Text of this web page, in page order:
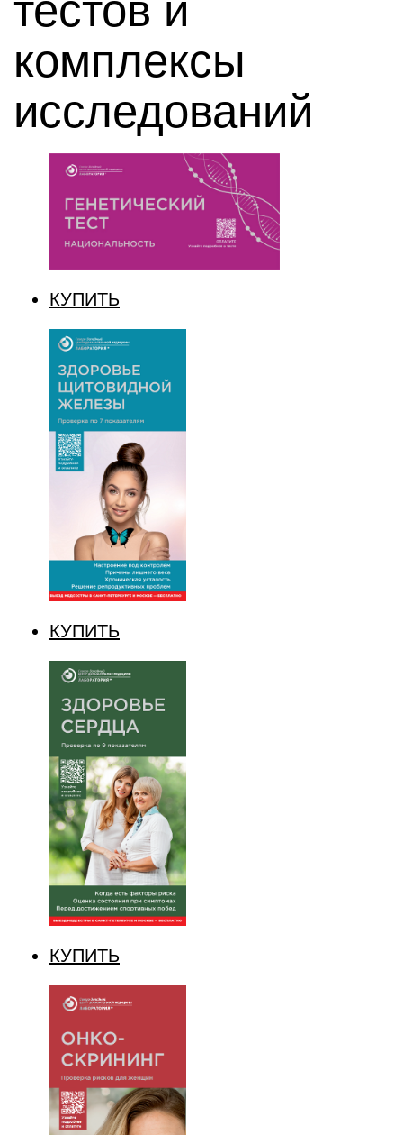
тестов и
комплексы
исследований
КУПИТЬ
КУПИТЬ
КУПИТЬ